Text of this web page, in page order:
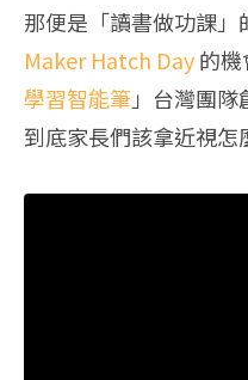
那便是「讀書做功課
Maker Hatch Day的
學習智能筆」台灣團隊
到底家長們該拿近視怎